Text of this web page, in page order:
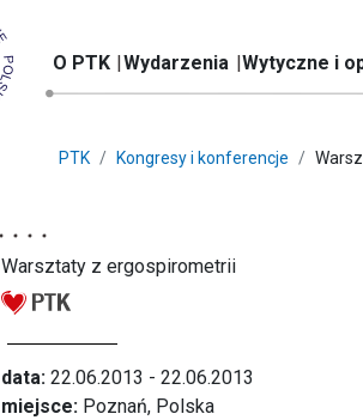
O PTK Wydarzenia Wytyczne i
PTK Kongresy i konferencje
Warsztaty z ergospirometrii
data: 22.06.2013 - 22.06.2013
miejsce: Poznań, Polska